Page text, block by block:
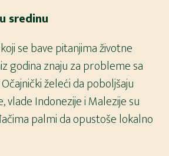
sredinu
se bave pitanjima životne
godina znaju za probleme sa
želeći da poboljšaju
vlade Indonezije i Malezije su
palmi da opustoše lokalno